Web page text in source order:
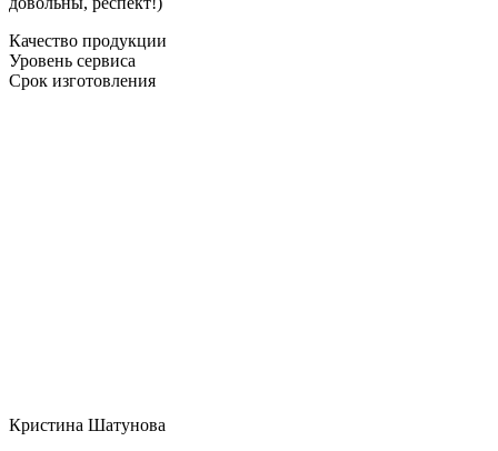
Качество продукции
Уровень сервиса
Срок изготовления
Кристина Шатунова